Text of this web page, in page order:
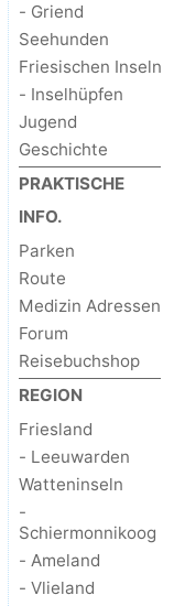
- Griend
Seehunden
Friesischen Inseln
- Inselhüpfen
Jugend
Geschichte
PRAKTISCHE
INFO.
Parken
Route
Medizin Adressen
Forum
Reisebuchshop
REGION
Friesland
- Leeuwarden
Watteninseln
-
Schiermonnikoog
- Ameland
- Vlieland